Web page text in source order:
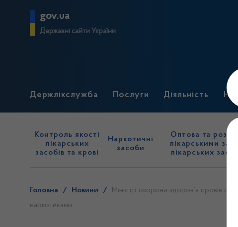
gov.ua
Державні сайти України
Держлікслужба Послуги Діяльність
Контроль якості
лікарських
засобів та крові
Наркотичні
засоби
Оптова та
лікарськими
лікарських
Головна / Новини /
Міністр охорони здоров’я провів
наркотиками